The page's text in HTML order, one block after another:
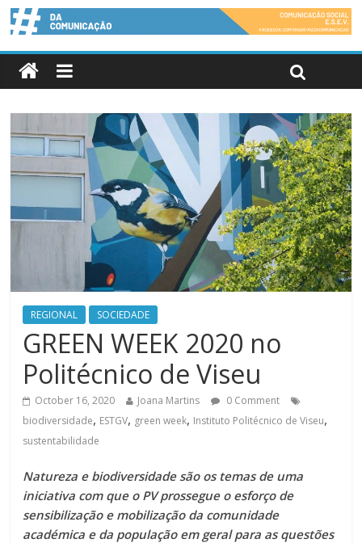
REGIONAL SOCIEDADE
GREEN WEEK 2020 no
Politécnico de Viseu
October 16, 2020 Joana Martins
0 Comment
biodiversidade, ESTGV, green week, Instituto Politécnico de Viseu,
sustentabilidade
Natureza e biodiversidade são os temas de uma
iniciativa com que o PV prossegue o esforço de
sensibilização e mobilização da comunidade
académica e da população em geral para as questões